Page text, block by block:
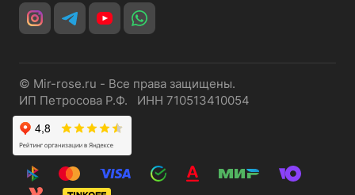
© Mir-rose.ru - Все права защищены.
ИП Петросова Р.Ф. ИНН 710513410054